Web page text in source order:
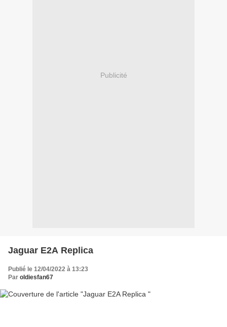
Publicité
Jaguar E2A Replica
Publié le 12/04/2022 à 13:23
Par oldiesfan67